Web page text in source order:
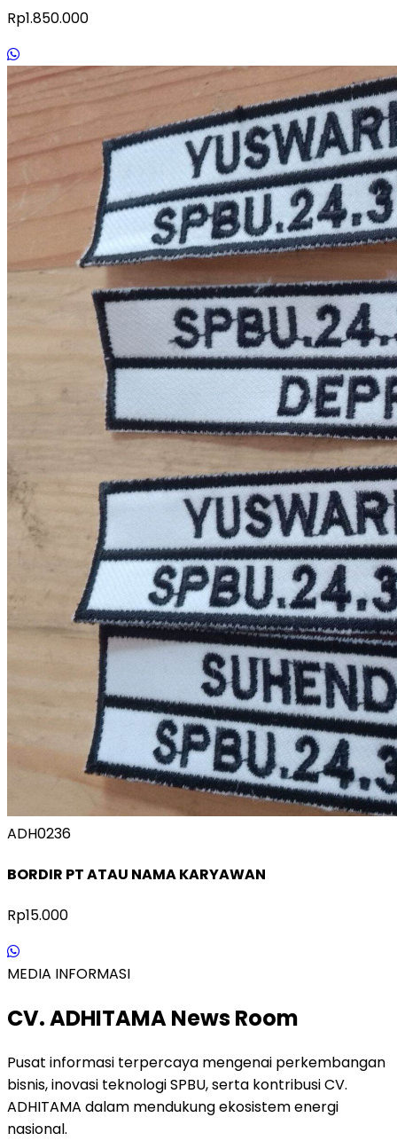
Rp1.850.000
ADH0236
BORDIR PT ATAU NAMA KARYAWAN
Rp15.000
MEDIA INFORMASI
CV. ADHITAMA News Room
Pusat informasi terpercaya mengenai perkembangan
bisnis, inovasi teknologi SPBU, serta kontribusi CV.
ADHITAMA dalam mendukung ekosistem energi
nasional.